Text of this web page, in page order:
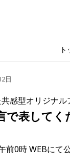
ト
日
感型オリジナ
で表して
前0時 WEBにて